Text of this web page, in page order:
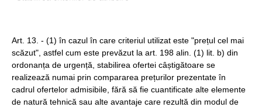
Art. 13. - (1) în cazul în care criteriul utilizat este "prețul cel mai
scăzut", astfel cum este prevăzut la art. 198 alin. (1) lit. b) din
ordonanța de urgență, stabilirea ofertei câștigătoare se
realizează numai prin compararea prețurilor prezentate în
cadrul ofertelor admisibile, fără să fie cuantificate alte elemente
de natură tehnică sau alte avantaje care rezultă din modul de